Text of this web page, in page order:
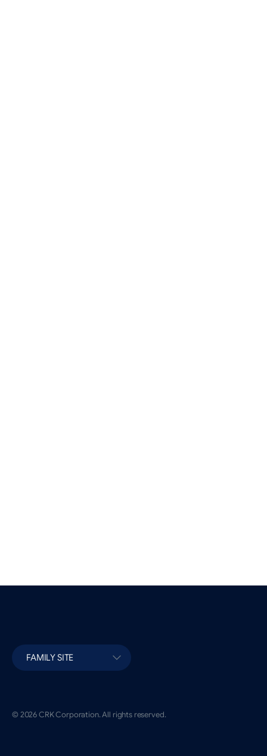
FAMILY SITE
© 2026 CRK Corporation. All rights reserved.